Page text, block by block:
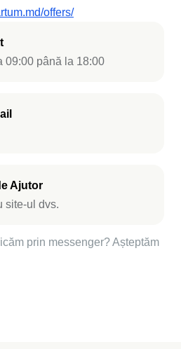
09:00 până la 18:00
Ajutor
site-ul dvs.
prin messenger? Așteptăm
offers/